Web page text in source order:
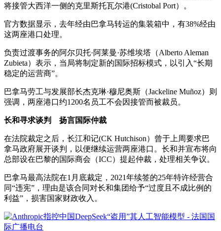
将接管大西洋一侧的克里斯托瓦尔港(Cristobal Port）。
官方数据显示，去年经由巴拿马转运的集装箱中，有38%经由
这两座港口处理。
负责过渡事务的阿尔贝托·阿莱曼·苏维埃塔（Alberto Aleman
Zubieta）表示，当局将制定新的国际招标模式，以引入“长期
稳定的运营商”。
巴拿马劳工与发展部长杰克琳·穆尼奥斯（Jackeline Muñoz）则
强调，两座港口约1200名员工不会因接管而被裁员。
长和寻求谈判 扬言国际仲裁
在法院裁定之后，长江和记(CK Hutchison）曾于上周要求巴
拿马政府展开谈判，以便继续运营两座港口。长和并宣布将向
总部设在巴黎的国际商会（ICC）提起仲裁，处理相关争议。
巴拿马最高法院在1月底裁定，2021年续签的25年特许经营合
同“违宪”，理由是该合同对长和集团给予“过度且不成比例的
利益”，损害国家财政收入。